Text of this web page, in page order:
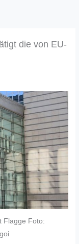
die von EU-
Flagge Foto: